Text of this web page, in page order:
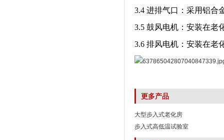
3.4 进排气口：采用铝合
3.5 鼓风电机：安装在老
3.6 排风电机：安装在老
更多产品
大型步入式老化房
步入式高低温试验室